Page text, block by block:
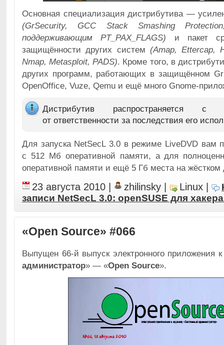
Основная специализация дистрибутива —
(GrSecurity, GCC Stack Smashing
поддерживающим PT_PAX_FLAGS) и пакет
защищённости других систем (Amap, Ettercap,
Nmap, Metasploit, PADS). Кроме того, в
других программ, работающих в защищённом
OpenOffice, Vuze, Qemu и ещё много Gnome-
Дистрибутив распространяется с
от ответственности за последствия его
Для запуска NetSecL 3.0 в режиме LiveDVD вам
с 512 Мб оперативной памяти, а для
оперативной памяти и ещё 5 Гб места на жёстком
23 августа 2010 zhilinsky Linux
записи NetSecL 3.0: openSUSE для хакера
«Open Source» #066
Выпущен 66-й выпуск электронного приложения
администратор» — «Open Source».